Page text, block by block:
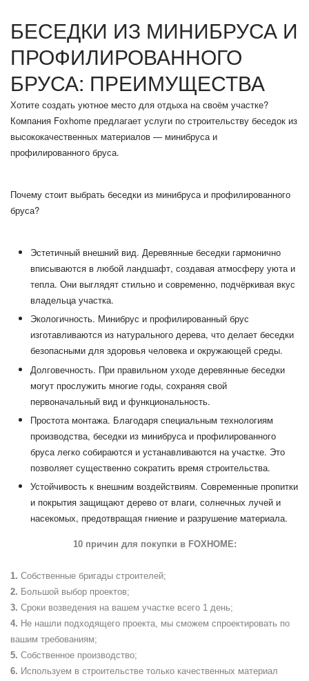
БЕСЕДКИ ИЗ МИНИБРУСА И
ПРОФИЛИРОВАННОГО
БРУСА: ПРЕИМУЩЕСТВА
Хотите создать уютное место для отдыха на своём участке?
Компания Foxhome предлагает услуги по строительству беседок из
высококачественных материалов — минибруса и
профилированного бруса.
Почему стоит выбрать беседки из минибруса и профилированного
бруса?
Эстетичный внешний вид. Деревянные беседки гармонично
вписываются в любой ландшафт, создавая атмосферу уюта и
тепла. Они выглядят стильно и современно, подчёркивая вкус
владельца участка.
Экологичность. Минибрус и профилированный брус
изготавливаются из натурального дерева, что делает беседки
безопасными для здоровья человека и окружающей среды.
Долговечность. При правильном уходе деревянные беседки
могут прослужить многие годы, сохраняя свой
первоначальный вид и функциональность.
Простота монтажа. Благодаря специальным технологиям
производства, беседки из минибруса и профилированного
бруса легко собираются и устанавливаются на участке. Это
позволяет существенно сократить время строительства.
Устойчивость к внешним воздействиям. Современные пропитки
и покрытия защищают дерево от влаги, солнечных лучей и
насекомых, предотвращая гниение и разрушение материала.
10 причин для покупки в FOXHOME:
Собственные бригады строителей;
Большой выбор проектов;
Сроки возведения на вашем участке всего 1 день;
Не нашли подходящего проекта, мы сможем спроектировать по
вашим требованиям;
Собственное производство;
Используем в строительстве только качественных материал